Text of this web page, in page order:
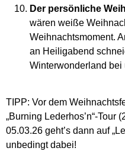
Der persönliche
wären weiße
Weihnachtsmoment.
an Heiligabend
Winterwonderland bei
TIPP: Vor dem
„Burning Lederhos’n“-Tour
05.03.26 geht’s dann auf
unbedingt dabei!